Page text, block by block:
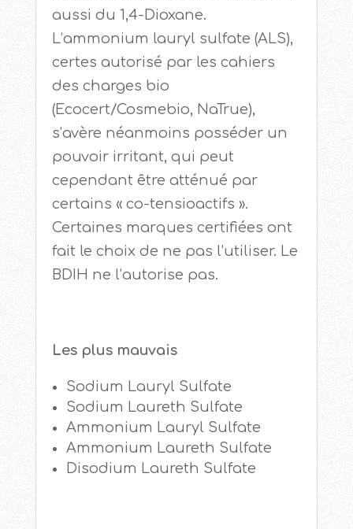
aussi du 1,4-Dioxane.
L’ammonium lauryl sulfate (ALS),
certes autorisé par les cahiers
des charges bio
(Ecocert/Cosmebio, NaTrue),
s’avère néanmoins posséder un
pouvoir irritant, qui peut
cependant être atténué par
certains « co-tensioactifs ».
Certaines marques certifiées ont
fait le choix de ne pas l’utiliser. Le
BDIH ne l’autorise pas.
Les plus mauvais
Sodium Lauryl Sulfate
Sodium Laureth Sulfate
Ammonium Lauryl Sulfate
Ammonium Laureth Sulfate
Disodium Laureth Sulfate